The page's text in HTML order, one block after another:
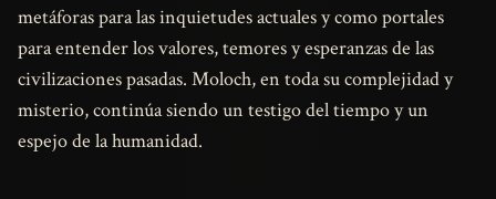
metáforas para las inquietudes actuales y como portales
para entender los valores, temores y esperanzas de las
civilizaciones pasadas. Moloch, en toda su complejidad y
misterio, continúa siendo un testigo del tiempo y un
espejo de la humanidad.